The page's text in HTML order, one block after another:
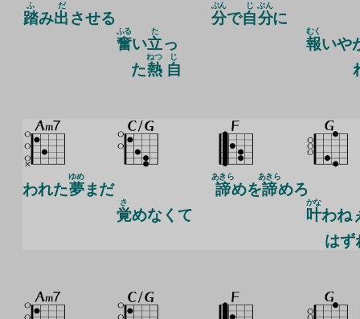
踏
ふ
み出
だ
させる
奮
ふる
い立
た
っ
た熱
ねつ
自
じ
分
ぶん
で自
じ
分
ぶん
に
報
むく
いや
われた夢
ゆめ
まだ
覚
さ
めなくて
諦
あきら
めを諦
あきら
めろ
叶
かな
わね
はず